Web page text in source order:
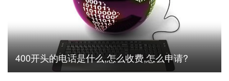
400开头的电话是什么,怎么收费,怎么申请?